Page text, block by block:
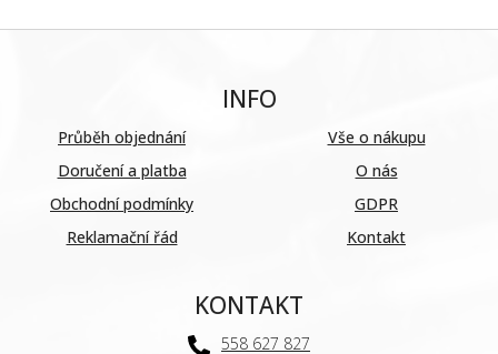
INFO
Průběh objednání
Doručení a platba
Obchodní podmínky
Reklamační řád
Vše o nákupu
O nás
GDPR
Kontakt
KONTAKT
558 627 827